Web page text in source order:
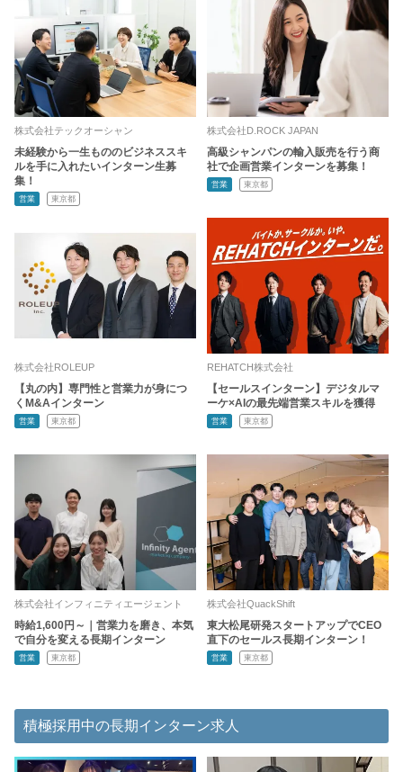
株式会社テックオーシャン
未経験から一生もののビジネススキ
ルを手に入れたいインターン生募
集！
営業 東京都
株式会社D.ROCK JAPAN
高級シャンパンの輸入販売を行う商
社で企画営業インターンを募集！
営業 東京都
株式会社ROLEUP
【丸の内】専門性と営業力が身につ
くM&Aインターン
営業 東京都
REHATCH株式会社
【セールスインターン】デジタルマ
ーケ×AIの最先端営業スキルを獲得
営業 東京都
株式会社インフィニティエージェント
時給1,600円～｜営業力を磨き、本気
で自分を変える長期インターン
営業 東京都
株式会社QuackShift
東大松尾研発スタートアップでCEO
直下のセールス長期インターン！
営業 東京都
積極採用中の長期インターン求人